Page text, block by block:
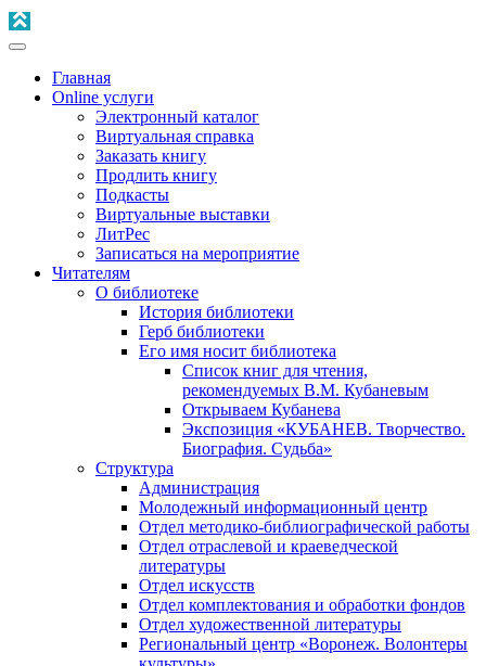
Главная
Online услуги
Электронный каталог
Виртуальная справка
Заказать книгу
Продлить книгу
Подкасты
Виртуальные выставки
ЛитРес
Записаться на мероприятие
Читателям
О библиотеке
История библиотеки
Герб библиотеки
Его имя носит библиотека
Список книг для чтения,
рекомендуемых В.М. Кубаневым
Открываем Кубанева
Экспозиция «КУБАНЕВ. Творчество.
Биография. Судьба»
Структура
Администрация
Молодежный информационный центр
Отдел методико-библиографической работы
Отдел отраслевой и краеведческой
литературы
Отдел искусств
Отдел комплектования и обработки фондов
Отдел художественной литературы
Региональный центр «Воронеж. Волонтеры